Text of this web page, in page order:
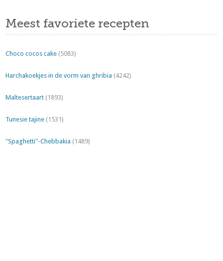
Meest favoriete recepten
Choco cocos cake (5083)
Harchakoekjes in de vorm van ghribia (4242)
Maltesertaart (1893)
Tunesie tajine (1531)
"Spaghetti"-Chebbakia (1489)